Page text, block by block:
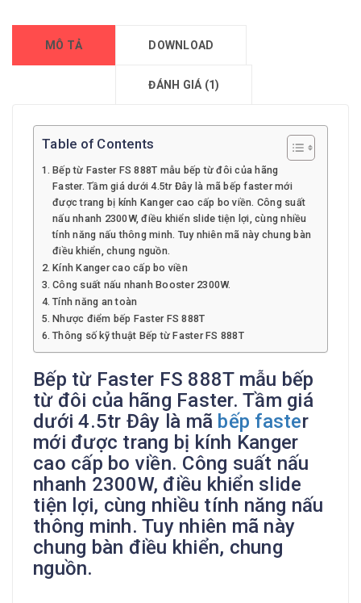
MÔ TẢ DOWNLOAD
ĐÁNH GIÁ (1)
Table of Contents
Bếp từ Faster FS 888T mẫu bếp từ đôi của hãng
Faster. Tầm giá dưới 4.5tr Đây là mã bếp faster mới
được trang bị kính Kanger cao cấp bo viền. Công suất
nấu nhanh 2300W, điều khiển slide tiện lợi, cùng nhiều
tính năng nấu thông minh. Tuy nhiên mã này chung bàn
điều khiển, chung nguồn.
Kính Kanger cao cấp bo viền
Công suất nấu nhanh Booster 2300W.
Tính năng an toàn
Nhược điểm bếp Faster FS 888T
Thông số kỹ thuật Bếp từ Faster FS 888T
Bếp từ Faster FS 888T mẫu bếp
từ đôi của hãng Faster. Tầm giá
dưới 4.5tr Đây là mã bếp faster
mới được trang bị kính Kanger
cao cấp bo viền. Công suất nấu
nhanh 2300W, điều khiển slide
tiện lợi, cùng nhiều tính năng nấu
thông minh. Tuy nhiên mã này
chung bàn điều khiển, chung
nguồn.